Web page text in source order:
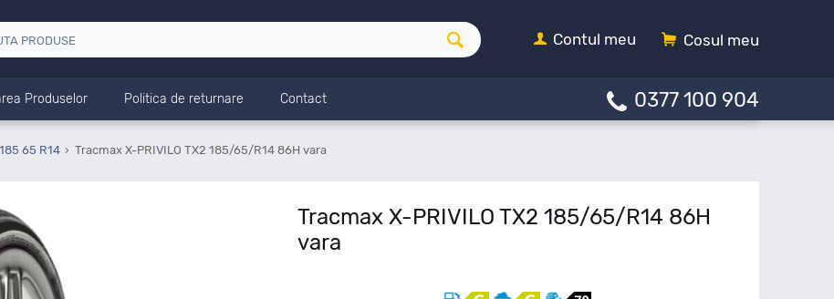
Cosul meu
Contul meu
Produselor Politica de returnare Contact 0377 100 904
65 R14 Tracmax X-PRIVILO TX2 185/65/R14 86H vara
Tracmax X-PRIVILO TX2 185/65/R14 86H
vara